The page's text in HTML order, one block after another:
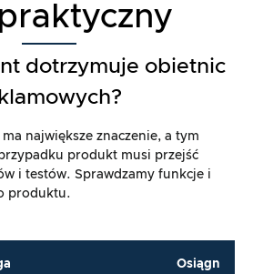
dotrzymuje obietnic
największe znaczenie, a tym
produkt musi przejść
i testów. Sprawdzamy funkcje i
produktu.
Osiągn